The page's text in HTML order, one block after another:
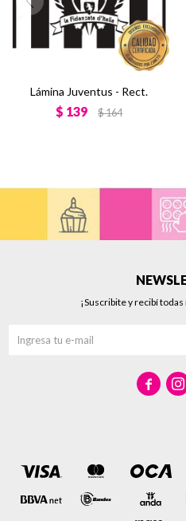
Lámina Juventus - Rect.
$ 139 $164
¡Suscribite y recibí
 